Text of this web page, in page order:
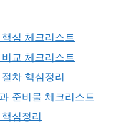
심 체크리스트
교 체크리스트
차 핵심정리
준비물 체크리스트
심정리